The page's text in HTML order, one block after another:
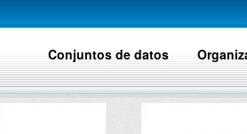
Conjuntos de datos